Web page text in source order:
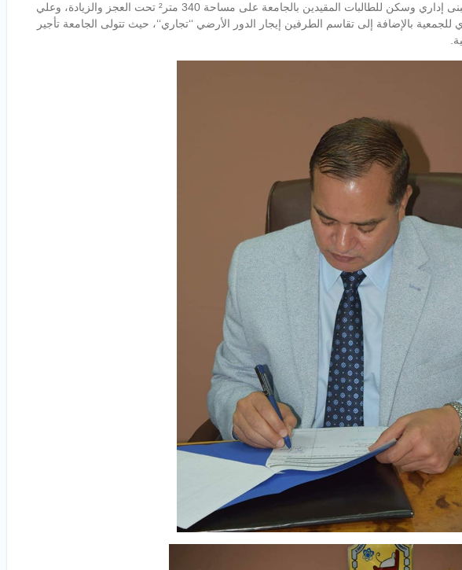
والزيادة على أن تقوم الجامعة بإنشاء مبنى إداري وسكن للطالبات المقيدين بالجامعة على مساحة 340 متر² تحت العجز والزيادة، وعلي
بالإضافة إلى تقاسم الطرفين إيجار الدور الأرضي ‘‘تجاري‘‘، حيث تتولى الجامعة تأجير